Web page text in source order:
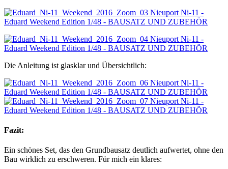
Die Anleitung ist glasklar und Übersichtlich:
Fazit:
Ein schönes Set, das den Grundbausatz deutlich aufwertet, ohne den
Bau wirklich zu erschweren. Für mich ein klares: